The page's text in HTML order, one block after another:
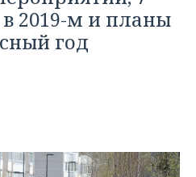
2019-м и планы
год